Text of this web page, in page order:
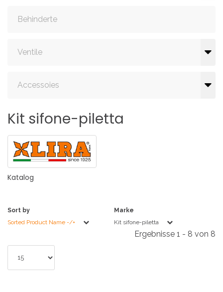
Behinderte
Ventile
Accessoies
Kit sifone-piletta
Katalog
Sort by
Sorted Product Name -/+
Marke
Kit sifone-piletta
Ergebnisse 1 - 8 von 8